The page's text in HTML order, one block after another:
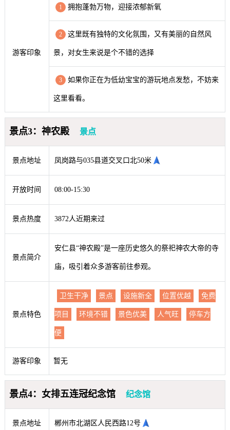
游客印象
1 拥抱蓬勃万物，迎接浓郁新氧
2 这里既有独特的文化氛围，又有美丽的自然风
景，对女生来说是个不错的选择
3 如果你正在为低幼宝宝的游玩地点发愁，不妨来
这里看看。
景点3：神农殿 景点
景点地址 凤岗路与035县道交叉口北50米
开放时间 08:00-15:30
景点热度 3872人近期来过
景点简介
安仁县“神农殿”是一座历史悠久的祭祀神农大帝的寺
庙，吸引着众多游客前往参观。
景点特色
卫生干净 景点 设施新全 位置优越 免费
项目 环境不错 景色优美 人气旺 停车方
便
游客印象 暂无
景点4：女排五连冠纪念馆 纪念馆
景点地址 郴州市北湖区人民西路12号